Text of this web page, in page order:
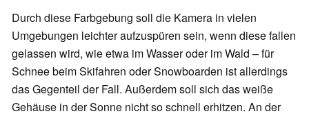
Durch diese Farbgebung soll die Kamera in vielen
Umgebungen leichter aufzuspüren sein, wenn diese fallen
gelassen wird, wie etwa im Wasser oder im Wald – für
Schnee beim Skifahren oder Snowboarden ist allerdings
das Gegenteil der Fall. Außerdem soll sich das weiße
Gehäuse in der Sonne nicht so schnell erhitzen. An der